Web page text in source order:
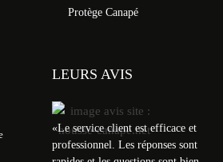
Protège Canapé
LEURS AVIS
«Le service client est efficace et
professionnel. Les réponses sont